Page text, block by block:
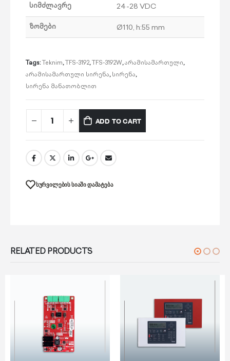
სიმძლავრე 24-28 VDC
ზომები Ø110, h:55 mm
Tags:Teknim,TFS-3192,TFS-3192W,არამისამართული,
არამისამართული სირენა,სირენა,
სირენა მანათობლით
ADD TO CART
ᲡᲣᲠᲕᲘᲚᲔᲑᲘᲡ ᲡᲘᲐᲨᲘ ᲓᲐᲛᲐᲢᲔᲑᲐ
RELATED PRODUCTS